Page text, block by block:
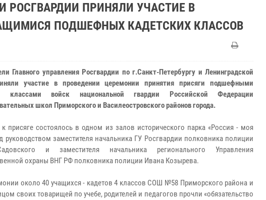
РОСГВАРДИИ ПРИНЯЛИ УЧАСТИЕ В
ПОДШЕФНЫХ КАДЕТСКИХ КЛАССОВ
Главного управления Росгвардии по г.Санкт-Петербургу и Ленинградской
участие в проведении церемонии принятия присяги подшефными
классами войск национальной гвардии Российской Федерации
школ Приморского и Василеостровского районов города.
присяге состоялось в одном из залов исторического парка «Россия - моя
руководством заместителя начальника ГУ Росгвардии полковника полиции
и заместителя начальника регионального Управления
охраны ВНГ РФ полковника полиции Ивана Козырева.
около 40 учащихся - кадетов 4 классов СОШ №58 Приморского района и
своих товарищей по учебе, родителей и педагогов прочли «обязательство